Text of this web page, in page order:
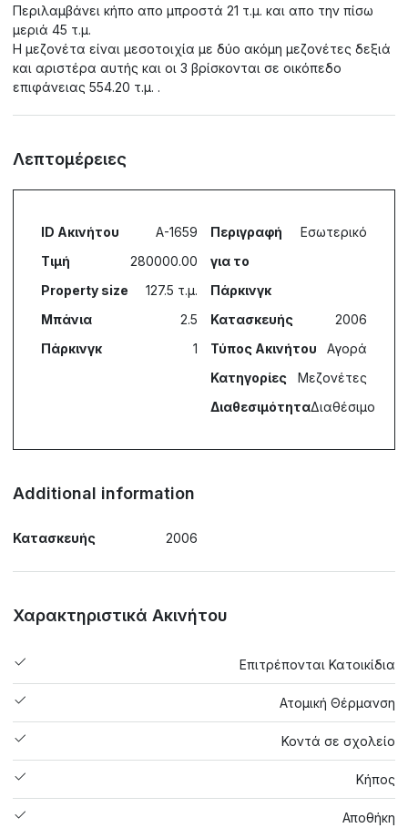
Περιλαμβάνει κήπο απο μπροστά 21 τ.μ. και απο την πίσω
μεριά 45 τ.μ.
Η μεζονέτα είναι μεσοτοιχία με δύο ακόμη μεζονέτες δεξιά
και αριστέρα αυτής και οι 3 βρίσκονται σε οικόπεδο
επιφάνειας 554.20 τ.μ. .
Λεπτομέρειες
ID Ακινήτου
A-1659
Τιμή
280000.00
Property size
127.5 τ.μ.
Μπάνια
2.5
Πάρκινγκ
1
Περιγραφή
για το
Πάρκινγκ
Εσωτερικό
Κατασκευής
2006
Τύπος Ακινήτου
Αγορά
Κατηγορίες
Μεζονέτες
ΔιαθεσιμότηταΔιαθέσιμο
Additional information
Κατασκευής 2006
Χαρακτηριστικά Ακινήτου
Επιτρέπονται Κατοικίδια
Ατομική Θέρμανση
Κοντά σε σχολείο
Κήπος
Αποθήκη